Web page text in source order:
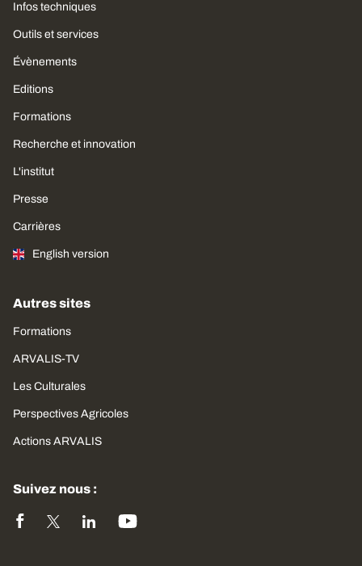
Infos techniques
Outils et services
Évènements
Editions
Formations
Recherche et innovation
L'institut
Presse
Carrières
English version
Autres sites
Formations
ARVALIS-TV
Les Culturales
Perspectives Agricoles
Actions ARVALIS
Suivez nous :